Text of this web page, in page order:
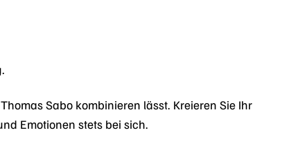
Sabo kombinieren lässt. Kreieren Sie Ihr
Emotionen stets bei sich.